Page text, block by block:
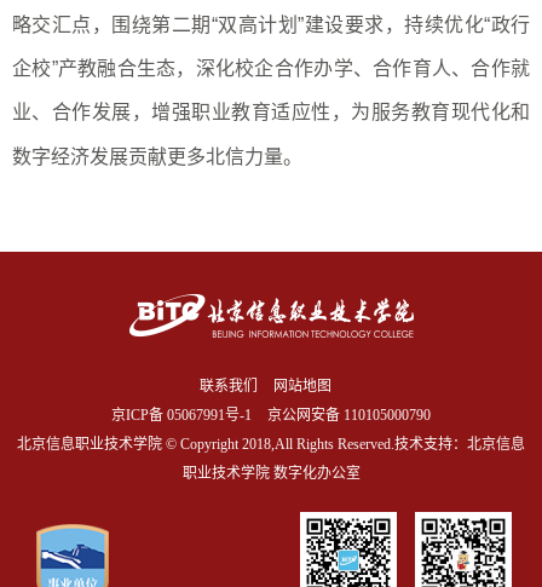
略交汇点，围绕第二期“双高计划”建设要求，持续优化“政行
企校”产教融合生态，深化校企合作办学、合作育人、合作就
业、合作发展，增强职业教育适应性，为服务教育现代化和
数字经济发展贡献更多北信力量。
联系我们
网站地图
京ICP备 05067991号-1
京公网安备 110105000790
北京信息职业技术学院 © Copyright 2018,All Rights Reserved.技术支持：北京信息
职业技术学院 数字化办公室